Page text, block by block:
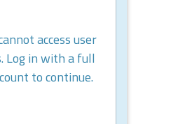
access user
Log in with a full
to continue.